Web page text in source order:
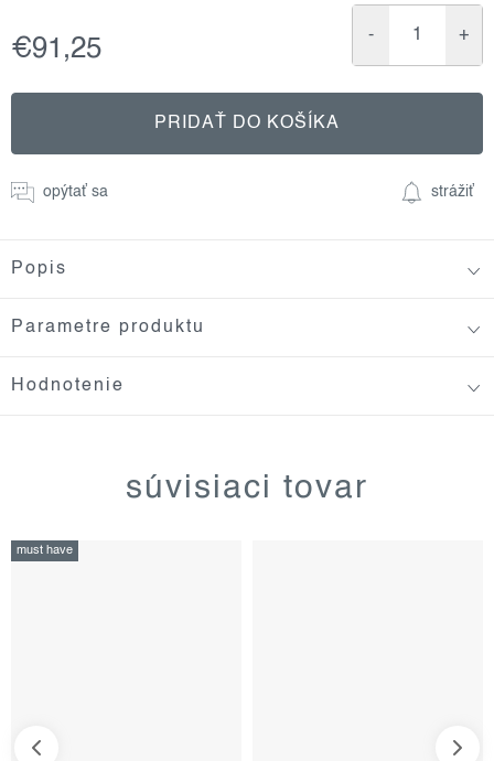
€91,25
cena:
PRIDAŤ DO KOŠÍKA
opýtať sa strážiť
Popis
Parametre produktu
Hodnotenie
súvisiaci tovar
must have